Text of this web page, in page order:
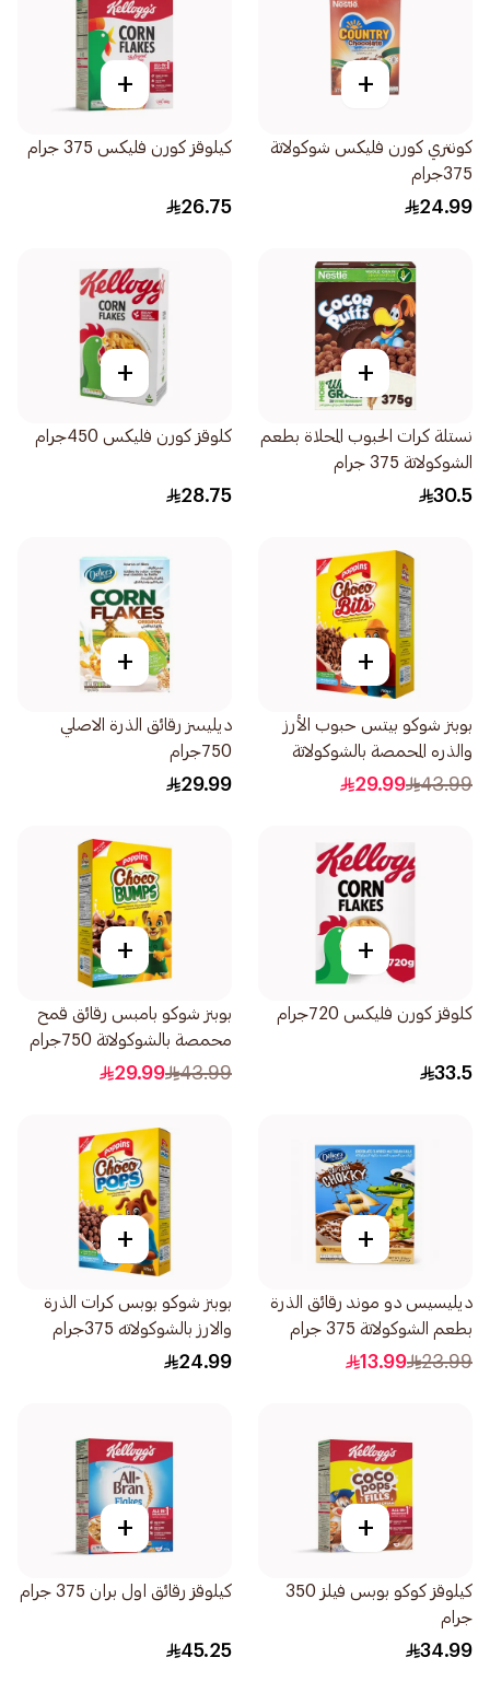
+
كونتري كورن فليكس شوكولاتة
375جرام
24.99
+
كيلوقز كورن فليكس 375 جرام
26.75
+
نستلة كرات الحبوب المحلاة بطعم
الشوكولاتة 375 جرام
30.5
+
كلوقز كورن فليكس 450جرام
28.75
+
بوبنز شوكو بيتس حبوب الأرز
والذره المحمصة بالشوكولاتة
750جرام
43.99
29.99
+
ديليسز رقائق الذرة الاصلي
750جرام
29.99
+
كلوقز كورن فليكس 720جرام
33.5
+
بوبنز شوكو بامبس رقائق قمح
محمصة بالشوكولاتة 750جرام
43.99
29.99
+
ديليسيس دو موند رقائق الذرة
بطعم الشوكولاتة 375 جرام
23.99
13.99
+
بوبنز شوكو بوبس كرات الذرة
والارز بالشوكولاته 375جرام
24.99
+
كيلوقز كوكو بوبس فيلز 350
جرام
34.99
+
كيلوقز رقائق اول بران 375 جرام
45.25